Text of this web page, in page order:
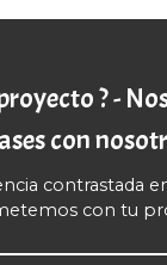
? -
con
contrastada
con tu